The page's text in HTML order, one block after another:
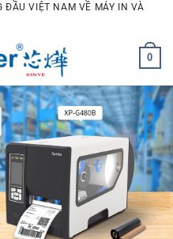
ĐẦU VIỆT NAM VỀ MÁY IN VÀ
0